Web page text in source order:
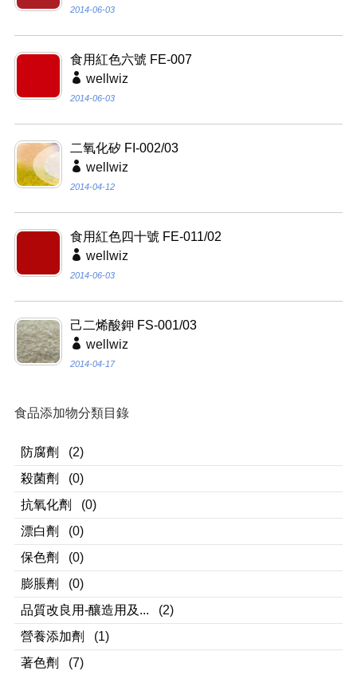
2014-06-03
食用紅色六號 FE-007
wellwiz
2014-06-03
二氧化矽 FI-002/03
wellwiz
2014-04-12
食用紅色四十號 FE-011/02
wellwiz
2014-06-03
己二烯酸鉀 FS-001/03
wellwiz
2014-04-17
食品添加物分類目錄
防腐劑
(2)
殺菌劑
(0)
抗氧化劑
(0)
漂白劑
(0)
保色劑
(0)
膨脹劑
(0)
品質改良用-釀造用及...
(2)
營養添加劑
(1)
著色劑
(7)